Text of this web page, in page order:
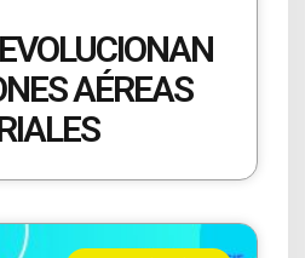
AÉREAS